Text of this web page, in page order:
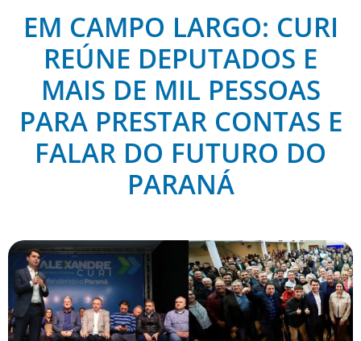
EM CAMPO LARGO: CURI
REÚNE DEPUTADOS E
MAIS DE MIL PESSOAS
PARA PRESTAR CONTAS E
FALAR DO FUTURO DO
PARANÁ